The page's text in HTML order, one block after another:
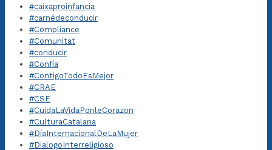
#caixaproinfancia
#carnédeconducir
#Compliance
#Comunitat
#conducir
#Confía
#ContigoTodoEsMejor
#CRAE
#CSE
#CuidaLaVidaPonleCorazon
#CulturaCatalana
#DíaInternacionalDeLaMujer
#DialogoInterreligioso